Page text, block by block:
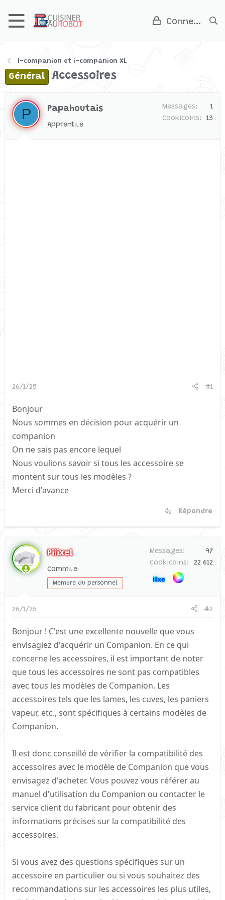
Connexion
I-companion et i-companion XL
Général Accessoires
P Papahoutais
Apprenti.e
Messages
1
Cookicoins
13
26/1/25 #1
Bonjour
Nous sommes en décision pour acquérir un
companion
On ne sais pas encore lequel
Nous voulions savoir si tous les accessoire se
montent sur tous les modèles ?
Merci d'avance
Répondre
Piiixel
Commi.e
Membre du personnel
Messages
97
Cookicoins
22 612
26/1/25 #2
Bonjour ! C'est une excellente nouvelle que vous
envisagiez d'acquérir un Companion. En ce qui
concerne les accessoires, il est important de noter
que tous les accessoires ne sont pas compatibles
avec tous les modèles de Companion. Les
accessoires tels que les lames, les cuves, les paniers
vapeur, etc., sont spécifiques à certains modèles de
Companion.
Il est donc conseillé de vérifier la compatibilité des
accessoires avec le modèle de Companion que vous
envisagez d'acheter. Vous pouvez vous référer au
manuel d'utilisation du Companion ou contacter le
service client du fabricant pour obtenir des
informations précises sur la compatibilité des
accessoires.
Si vous avez des questions spécifiques sur un
accessoire en particulier ou si vous souhaitez des
recommandations sur les accessoires les plus utiles,